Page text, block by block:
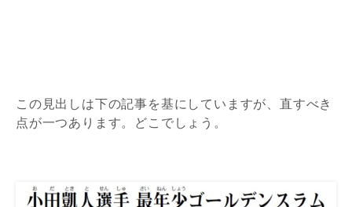
この見出しは下の記事を基にしていますが、直すべき
点が一つあります。どこでしょう。